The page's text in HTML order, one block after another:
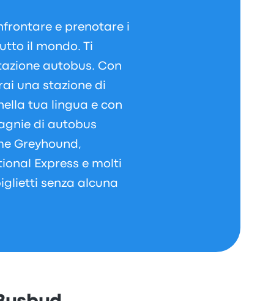
e prenotare i
il mondo. Ti
autobus. Con
una stazione di
tua lingua e con
di autobus
Greyhound,
Express e molti
senza alcuna